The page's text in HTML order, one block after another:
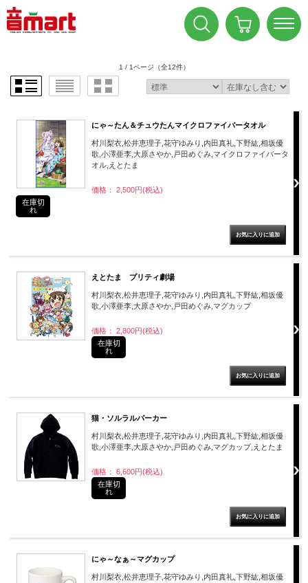
1 / 1ページ （全12件）
にゃ～たん＆チュウたんマイクロファイバータオル
村川梨衣,松井恵理子,花守ゆみり,内田真礼,下野紘,相坂優
歌,小澤亜李,大原さやか,戸田めぐみ,マイクロファイバータ
オル,えとたま
価格： 2,500円(税込)
在庫切
れ
えとたま プリティ劇場
村川梨衣,松井恵理子,花守ゆみり,内田真礼,下野紘,相坂優
歌,小澤亜李,大原さやか,戸田めぐみ,マグカップ
価格： 2,800円(税込)
在庫切
れ
猫・ソルラルパーカー
村川梨衣,松井恵理子,花守ゆみり,内田真礼,下野紘,相坂優
歌,小澤亜李,大原さやか,戸田めぐみ,マグカップ,えとたま
価格： 6,600円(税込)
在庫切
れ
にゃ～なぁ～マグカップ
村川梨衣,松井恵理子,花守ゆみり,内田真礼,下野紘,相坂優